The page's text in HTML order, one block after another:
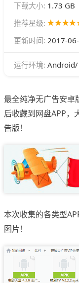
下载大小: 1.73 GB
推荐星级:
更新时间: 2017-
运行环境: Android/
最全纯净无广告安卓
后收藏到网盘APP，
告版！
本次收集的各类型
图片！